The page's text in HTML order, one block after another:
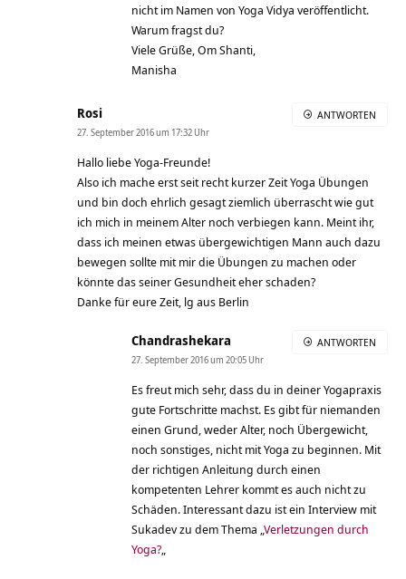
nicht im Namen von Yoga Vidya veröffentlicht.
Warum fragst du?
Viele Grüße, Om Shanti,
Manisha
Rosi
27. September 2016 um 17:32 Uhr
Hallo liebe Yoga-Freunde!
Also ich mache erst seit recht kurzer Zeit Yoga Übungen
und bin doch ehrlich gesagt ziemlich überrascht wie gut
ich mich in meinem Alter noch verbiegen kann. Meint ihr,
dass ich meinen etwas übergewichtigen Mann auch dazu
bewegen sollte mit mir die Übungen zu machen oder
könnte das seiner Gesundheit eher schaden?
Danke für eure Zeit, lg aus Berlin
ANTWORTEN
Chandrashekara
27. September 2016 um 20:05 Uhr
Es freut mich sehr, dass du in deiner Yogapraxis
gute Fortschritte machst. Es gibt für niemanden
einen Grund, weder Alter, noch Übergewicht,
noch sonstiges, nicht mit Yoga zu beginnen. Mit
der richtigen Anleitung durch einen
kompetenten Lehrer kommt es auch nicht zu
Schäden. Interessant dazu ist ein Interview mit
Sukadev zu dem Thema „ Verletzungen durch
Yoga?
ANTWORTEN